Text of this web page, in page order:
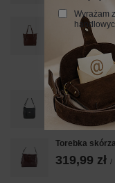
PROMOCJA
Torebka
237,99 zł /
Najniższa
Torebka
269,99 zł /
Torebka
319,99 zł /
Wyrażam